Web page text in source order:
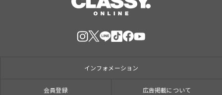
インフォメーション
会員登録 広告掲載について